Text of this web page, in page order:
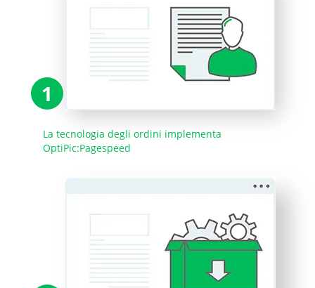
1
La tecnologia degli ordini implementa
OptiPic:Pagespeed